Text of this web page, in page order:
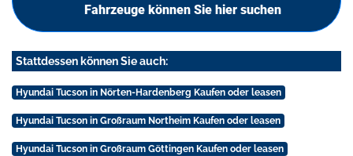
Fahrzeuge können Sie hier suchen
Stattdessen können Sie auch:
Hyundai Tucson in Nörten-Hardenberg Kaufen oder leasen
Hyundai Tucson in Großraum Northeim Kaufen oder leasen
Hyundai Tucson in Großraum Göttingen Kaufen oder leasen